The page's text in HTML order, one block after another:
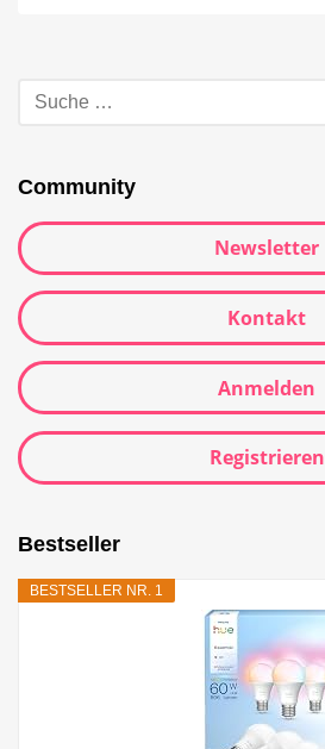
Community
Newsletter
Kontakt
Anmelden
Registrieren
Bestseller
BESTSELLER NR. 1